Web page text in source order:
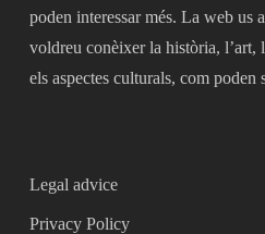
poden interessar més. La web us
voldreu conèixer la història, l’art,
els aspectes culturals, com poden
Legal advice
Privacy Policy